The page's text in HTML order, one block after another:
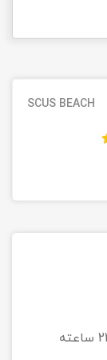
HIBISCUS BEACH